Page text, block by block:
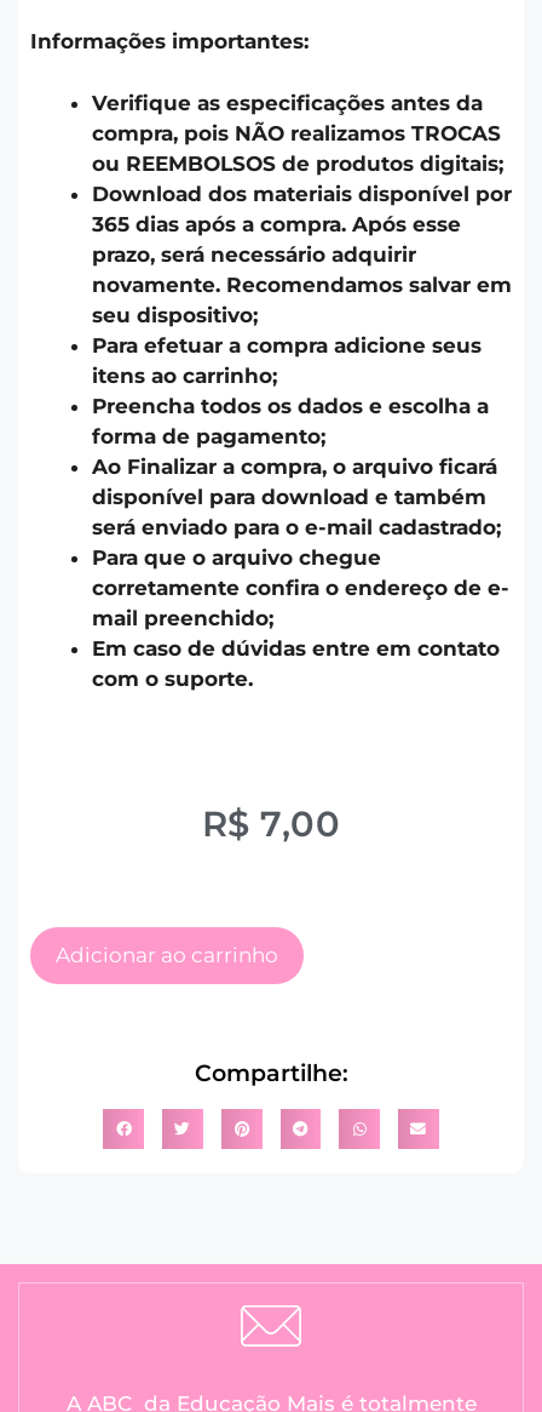
Informações importantes:
Verifique as especificações antes da
compra, pois NÃO realizamos TROCAS
ou REEMBOLSOS de produtos digitais;
Download dos materiais disponível por
365 dias após a compra. Após esse
prazo, será necessário adquirir
novamente. Recomendamos salvar em
seu dispositivo;
Para efetuar a compra adicione seus
itens ao carrinho;
Preencha todos os dados e escolha a
forma de pagamento;
Ao Finalizar a compra, o arquivo ficará
disponível para download e também
será enviado para o e-mail cadastrado;
Para que o arquivo chegue
corretamente confira o endereço de e-
mail preenchido;
Em caso de dúvidas entre em contato
com o suporte.
R$ 7,00
Adicionar ao carrinho
Compartilhe:
A ABC da Educação Mais é totalmente